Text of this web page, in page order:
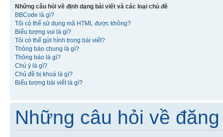
Những câu hỏi về định dạng bài viết và các loại chủ đề
BBCode là gì?
Tôi có thể sử dụng mã HTML được không?
Biểu tượng vui là gì?
Tôi có thể gửi hình trong bài viết?
Thông báo chung là gì?
Thông báo là gì?
Chú ý là gì?
Chủ đề bị khoá là gì?
Biểu tượng bài viết là gì?
Những câu hỏi về